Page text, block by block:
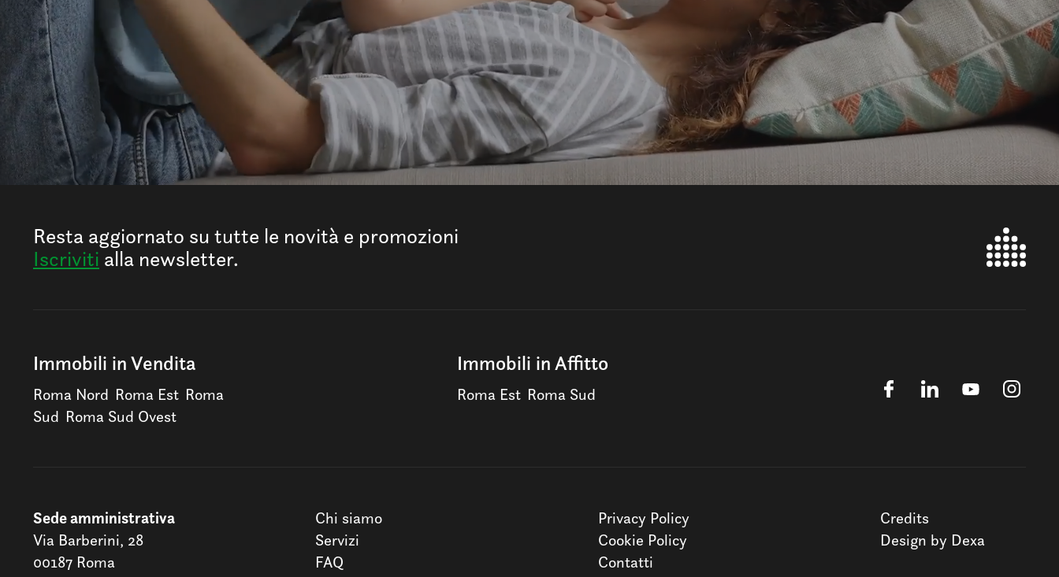
Resta aggiornato su tutte le novità e promozioni
Iscriviti alla newsletter.
Immobili in Vendita
Roma Nord Roma Est Roma
Sud Roma Sud Ovest
Immobili in Affitto
Roma Est Roma Sud
Sede amministrativa
Via Barberini, 28
00187 Roma
Chi siamo
Servizi
FAQ
Privacy Policy
Cookie Policy
Contatti
Credits
Design by Dexa